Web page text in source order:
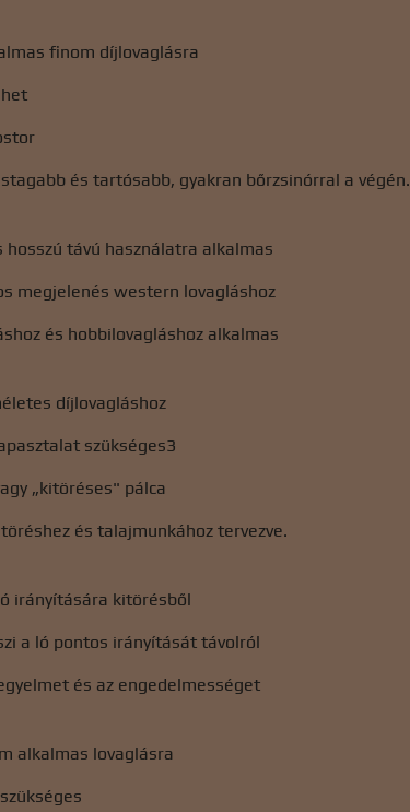
finom díjlovaglásra
és tartósabb, gyakran bőrzsinórral a végén.
hosszú távú használatra alkalmas
megjelenés western lovagláshoz
és hobbilovagláshoz alkalmas
díjlovagláshoz
szükséges3
„kitöréses" pálca
és talajmunkához tervezve.
irányítására kitörésből
a ló pontos irányítását távolról
és az engedelmességet
alkalmas lovaglásra